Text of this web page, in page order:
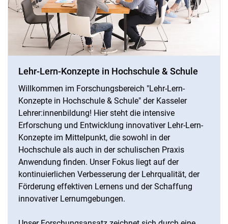
Lehr-Lern-Konzepte in Hochschule & Schule
Willkommen im Forschungsbereich "Lehr-Lern-
Konzepte in Hochschule & Schule" der Kasseler
Lehrer:innenbildung! Hier steht die intensive
Erforschung und Entwicklung innovativer Lehr-Lern-
Konzepte im Mittelpunkt, die sowohl in der
Hochschule als auch in der schulischen Praxis
Anwendung finden. Unser Fokus liegt auf der
kontinuierlichen Verbesserung der Lehrqualität, der
Förderung effektiven Lernens und der Schaffung
innovativer Lernumgebungen.